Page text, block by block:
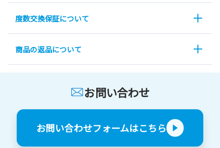
度数交換保証について
商品の返品について
お問い合わせ
お問い合わせフォームはこちら